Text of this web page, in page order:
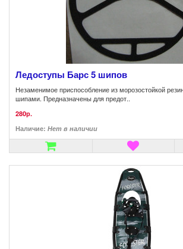
Ледоступы Барс 5 шипов
Незаменимое приспособление из морозостойкой
шипами. Предназначены для предот..
280р.
Наличие: Нет в наличии